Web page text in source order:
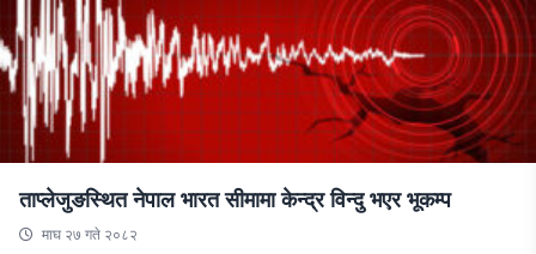
ताप्लेजुङस्थित नेपाल भारत सीमामा केन्द्र विन्दु भएर भूकम्प
माघ २७ गते २०८२